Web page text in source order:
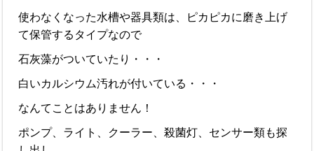
使わなくなった水槽や器具類は、ピカピカに磨き上げ
て保管するタイプなので
石灰藻がついていたり・・・
白いカルシウム汚れが付いている・・・
なんてことはありません！
ポンプ、ライト、クーラー、殺菌灯、センサー類も探